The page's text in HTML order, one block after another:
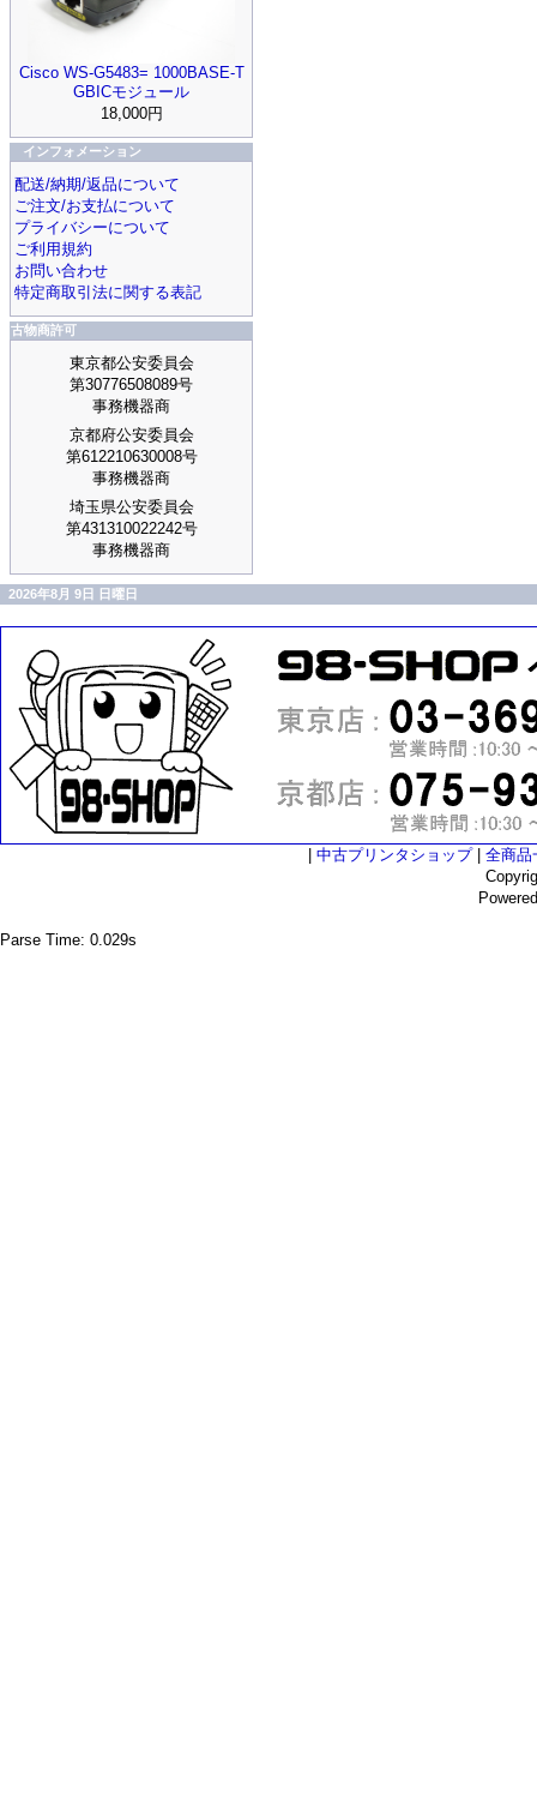
Cisco WS-G5483= 1000BASE-T
GBICモジュール
18,000円
インフォメーション
配送/納期/返品について
ご注文/お支払について
プライバシーについて
ご利用規約
お問い合わせ
特定商取引法に関する表記
古物商許可
東京都公安委員会
第30776508089号
事務機器商
京都府公安委員会
第612210630008号
事務機器商
埼玉県公安委員会
第431310022242号
事務機器商
2026年8月 9日 日曜日
中古プリンタショップ| 全商品
Parse Time: 0.029s